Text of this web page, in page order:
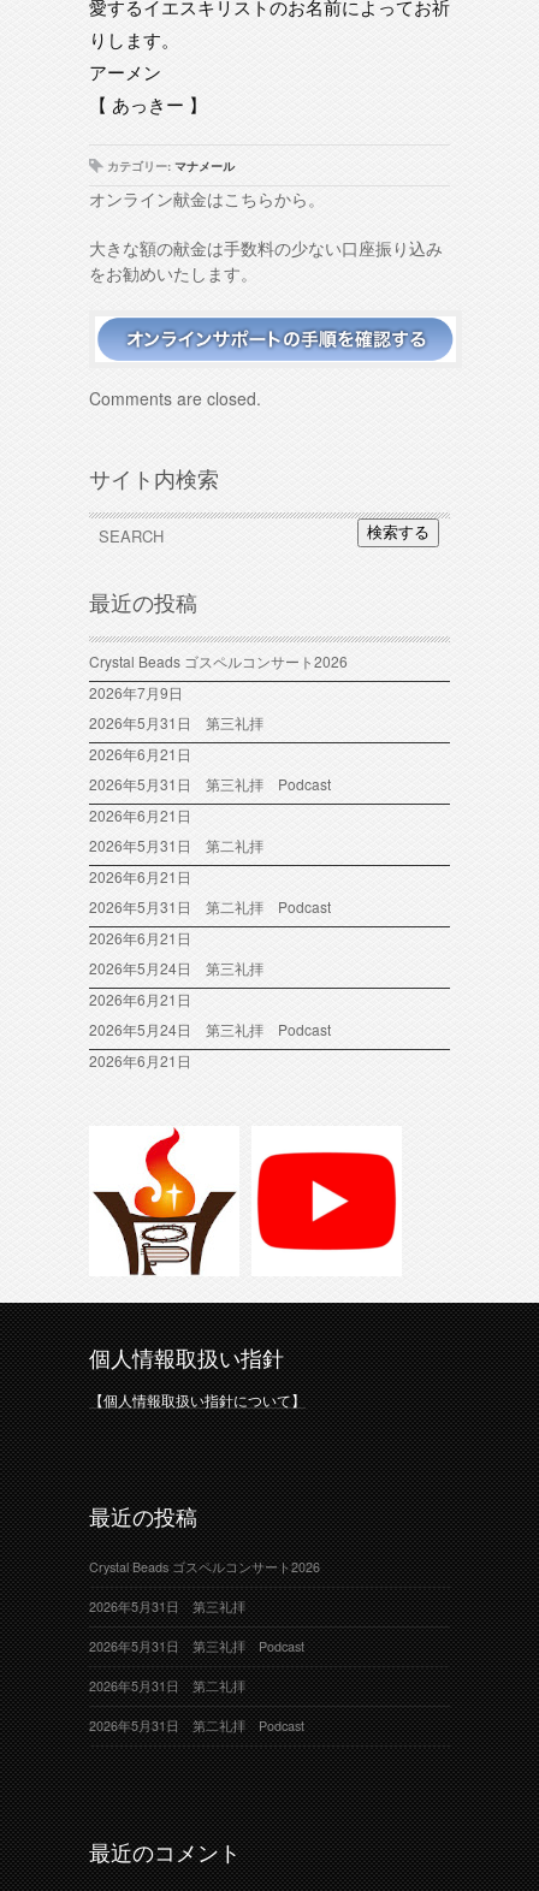
愛するイエスキリストのお名前によってお祈
りします。
アーメン
【 あっきー 】
カテゴリー: マナメール
オンライン献金はこちらから。
大きな額の献金は手数料の少ない口座振り込み
をお勧めいたします。
Comments are closed.
サイト内検索
検索する
最近の投稿
Crystal Beads ゴスペルコンサート2026
2026年7月9日
2026年5月31日 第三礼拝
2026年6月21日
2026年5月31日 第三礼拝 Podcast
2026年6月21日
2026年5月31日 第二礼拝
2026年6月21日
2026年5月31日 第二礼拝 Podcast
2026年6月21日
2026年5月24日 第三礼拝
2026年6月21日
2026年5月24日 第三礼拝 Podcast
2026年6月21日
個人情報取扱い指針
【個人情報取扱い指針について】
最近の投稿
Crystal Beads ゴスペルコンサート2026
2026年5月31日 第三礼拝
2026年5月31日 第三礼拝 Podcast
2026年5月31日 第二礼拝
2026年5月31日 第二礼拝 Podcast
最近のコメント